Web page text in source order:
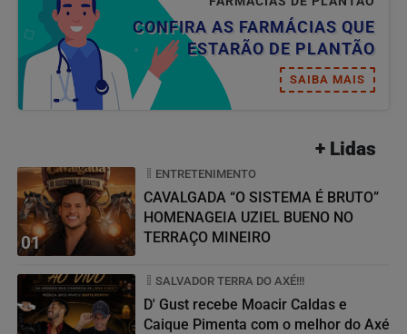
CONFIRA AS FARMÁCIAS QUE
ESTARÃO DE PLANTÃO
SAIBA MAIS
+ Lidas
01
ENTRETENIMENTO
CAVALGADA “O SISTEMA É BRUTO”
HOMENAGEIA UZIEL BUENO NO
TERRAÇO MINEIRO
SALVADOR TERRA DO AXÉ!!!
D' Gust recebe Moacir Caldas e
Caique Pimenta com o melhor do Axé